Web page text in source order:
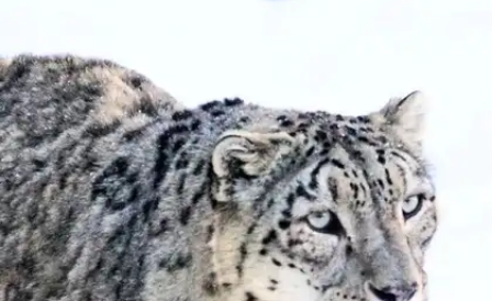
केवलादेव राष्ट्रीय उद्यान के चलते भरतपुर पक्षी प्रेमियों के लिए
जन्नत कहलाता है।